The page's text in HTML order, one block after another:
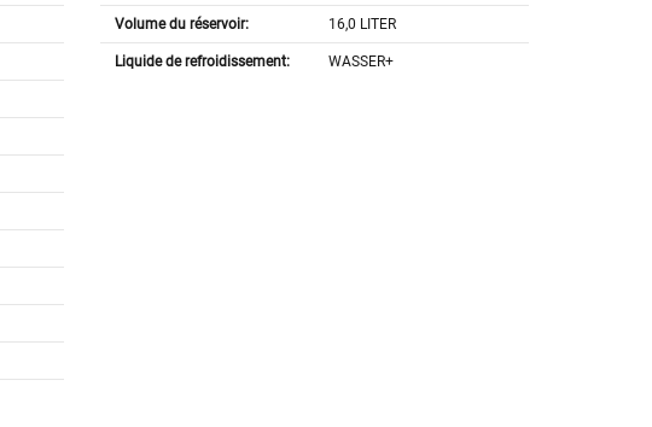
Volume du réservoir: 16,0 LITER
Liquide de refroidissement: WASSER+